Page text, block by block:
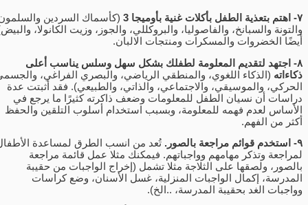
(كأسماك السردين والسلمون
والتونة والسبانخ، والفاصوليا، والبروكللي، والجوز، وزيت الكانولا، والبيض)
أيضًا الخضروات والمسكرات ومنتجات الالبان.
٨- اجتهد لتقديم المعلومة لطفلك بشكل سهل وسلس يناسب أعلى
ذكاءاته(الذكاء اللغوي، والمنطقي الرياضي، والبصري الفراغي، والجسمي
الحركي، والموسيقي، والاجتماعي، والذاتي، والطبيعي). فقد أثبتت عدة
دراسات أن نسيان الطفل للمعلومات وضعف ذاكرته كثيرًا ما يرجع في
الأساس لعدم فهمه للمعلومة، وبسبب استخدام أسلوب التلقين والحفظ
أكثر من الفهم.
تُعد من انسب الطرق لمساعدة الأطفال
لمراجعة وتذكر مهامهم وواجباتهم. فيمكنك مثلا عمل قائمة مراجعة
بالصور، ولصقها على الثلاجة مثلا تشمل (إخراج الواجبات من حقيبة
المدرسة، إكمال الواجبات المنزلية، غسل الأسنان، وضع كراسات
وواجبات الغد بحقيبة المدرسة، ..الخ).